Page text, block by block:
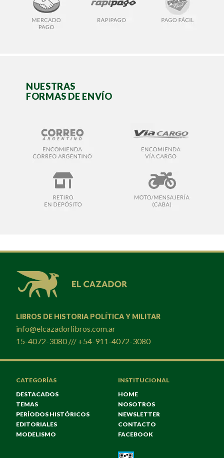
NUESTRAS
FORMAS DE ENVÍO
LIBROS DE HISTORIA POLÍTICA Y MILITAR
info@elcazadorlibros.com.ar
15-4072-3080 /// +54-911-4072-3080
CATEGORÍAS
DESTACADOS
TEMAS
PERÍODOS HISTÓRICOS
EDITORIALES
MODELISMO
INSTITUCIONAL
HOME
NOSOTROS
NEWSLETTER
CONTACTO
FACEBOOK